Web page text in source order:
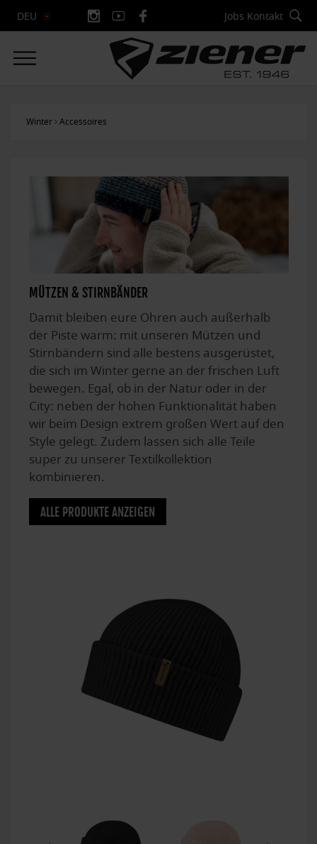
DEU Jobs Kontakt
Winter Accessoires
MÜTZEN & STIRNBÄNDER
Damit bleiben eure Ohren auch außerhalb
der Piste warm: mit unseren Mützen und
Stirnbändern sind alle bestens ausgerüstet,
die sich im Winter gerne an der frischen Luft
bewegen. Egal, ob in der Natur oder in der
City: neben der hohen Funktionalität haben
wir beim Design extrem großen Wert auf den
Style gelegt. Zudem lassen sich alle Teile
super zu unserer Textilkollektion
kombinieren.
ALLE PRODUKTE ANZEIGEN